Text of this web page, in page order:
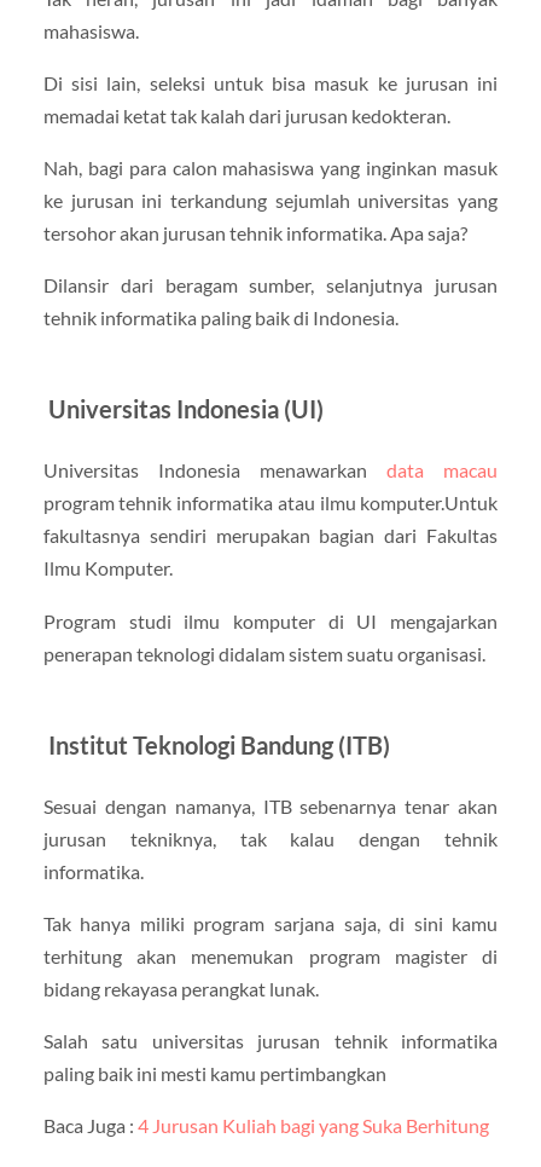
mahasiswa.
Di sisi lain, seleksi untuk bisa masuk ke jurusan ini
memadai ketat tak kalah dari jurusan kedokteran.
Nah, bagi para calon mahasiswa yang inginkan masuk
ke jurusan ini terkandung sejumlah universitas yang
tersohor akan jurusan tehnik informatika. Apa saja?
Dilansir dari beragam sumber, selanjutnya jurusan
tehnik informatika paling baik di Indonesia.
Universitas Indonesia (UI)
Universitas Indonesia menawarkandata macau
program tehnik informatika atau ilmu komputer.Untuk
fakultasnya sendiri merupakan bagian dari Fakultas
Ilmu Komputer.
Program studi ilmu komputer di UI mengajarkan
penerapan teknologi didalam sistem suatu organisasi.
Institut Teknologi Bandung (ITB)
Sesuai dengan namanya, ITB sebenarnya tenar akan
jurusan tekniknya, tak kalau dengan tehnik
informatika.
Tak hanya miliki program sarjana saja, di sini kamu
terhitung akan menemukan program magister di
bidang rekayasa perangkat lunak.
Salah satu universitas jurusan tehnik informatika
paling baik ini mesti kamu pertimbangkan
Baca Juga : 4 Jurusan Kuliah bagi yang Suka Berhitung